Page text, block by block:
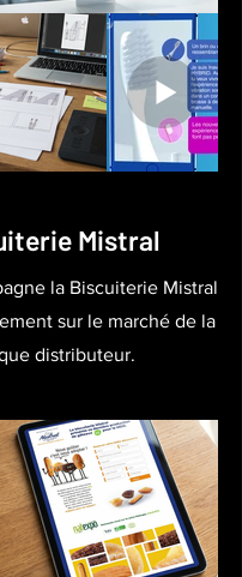
Mistral
la Biscuiterie Mistral
sur le marché de la
distributeur.